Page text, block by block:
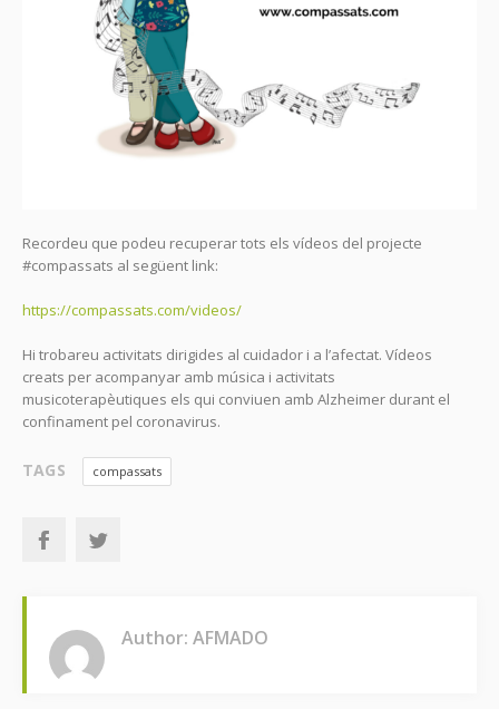
Recordeu que podeu recuperar tots els vídeos del projecte
#compassats al següent link:
https://compassats.com/videos/
Hi trobareu activitats dirigides al cuidador i a l’afectat. Vídeos
creats per acompanyar amb música i activitats
musicoterapèutiques els qui conviuen amb Alzheimer durant el
confinament pel coronavirus.
TAGS compassats
Author: AFMADO